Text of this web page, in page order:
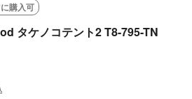
購入可
タケノコテント2 T8-795-TN